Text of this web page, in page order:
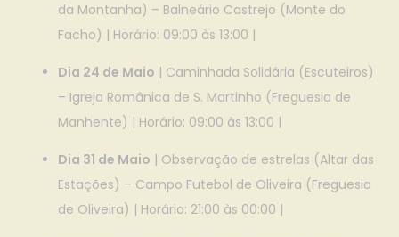
da Montanha) – Balneário Castrejo (Monte do
Facho) | Horário: 09:00 às 13:00 |
Dia 24 de Maio | Caminhada Solidária (Escuteiros)
– Igreja Românica de S. Martinho (Freguesia de
Manhente) | Horário: 09:00 às 13:00 |
Dia 31 de Maio | Observação de estrelas (Altar das
Estações) – Campo Futebol de Oliveira (Freguesia
de Oliveira) | Horário: 21:00 às 00:00 |